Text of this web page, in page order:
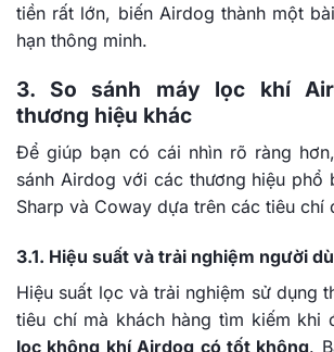
tiền rất lớn, biến Airdog thành một
hạn thông minh.
3. So sánh máy lọc khí
thương hiệu khác
Để giúp bạn có cái nhìn rõ ràng
sánh Airdog với các thương hiệu phổ
Sharp và Coway dựa trên các tiêu chí
3.1. Hiệu suất và trải nghiệm người
Hiệu suất lọc và trải nghiệm sử dụng
tiêu chí mà khách hàng tìm kiếm khi
lọc không khí Airdog có tốt không.